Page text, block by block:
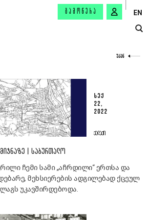
ᲒᲐᲛᲝᲬᲔᲠᲐ EN
ᲣᲙᲐᲜ
ᲡᲔᲥ
22,
2022
ᲥᲐᲚᲐᲥᲘ
| ᲡᲐᲑᲣᲠᲗᲐᲚᲝ
ჩემი სამი „აჩრდილი“ ერთსა და
მეხსიერების ადგილებად ქცეულ
უკავშირდებოდა.